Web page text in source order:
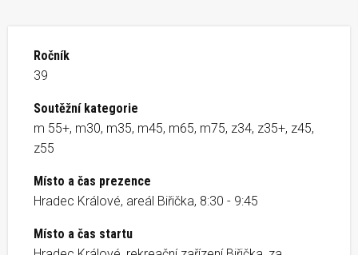
Ročník
39
Soutěžní kategorie
m 55+, m30, m35, m45, m65, m75, z34, z35+, z45,
z55
Místo a čas prezence
Hradec Králové, areál Biřička, 8:30 - 9:45
Místo a čas startu